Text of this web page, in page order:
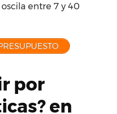
entre 7 y 40
por
en